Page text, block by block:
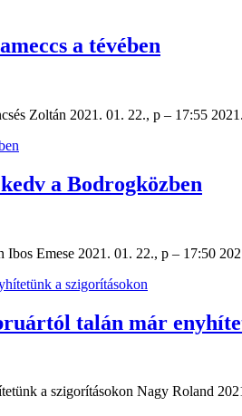
a tévében
Zoltán 2021. 01. 22., p – 17:55
a Bodrogközben
Ibos Emese 2021. 01. 22., p – 17:50
talán már
a szigorításokon Nagy Roland